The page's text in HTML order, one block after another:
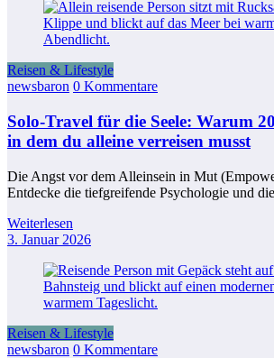
Reisen & Lifestyle
newsbaron 0 Kommentare
Solo-Travel für die Seele: Warum
in dem du alleine verreisen musst
Die Angst vor dem Alleinsein in Mut
Entdecke die tiefgreifende Psychologie und
Weiterlesen
3. Januar 2026
Reisen & Lifestyle
newsbaron 0 Kommentare